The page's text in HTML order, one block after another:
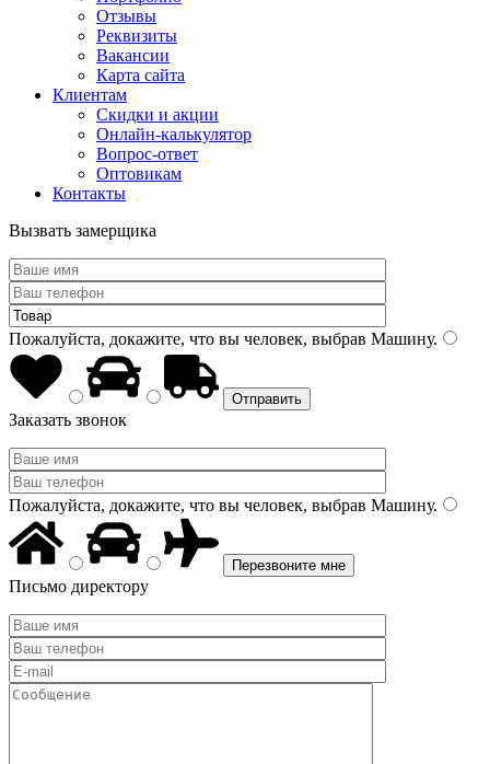
Отзывы
Реквизиты
Вакансии
Карта сайта
Клиентам
Скидки и акции
Онлайн-калькулятор
Вопрос-ответ
Оптовикам
Контакты
Вызвать замерщика
Пожалуйста, докажите, что вы человек, выбрав Машину.
Заказать звонок
Пожалуйста, докажите, что вы человек, выбрав Машину.
Письмо директору